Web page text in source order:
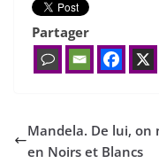
Partager
Mandela. De lui, on
en Noirs et Blancs